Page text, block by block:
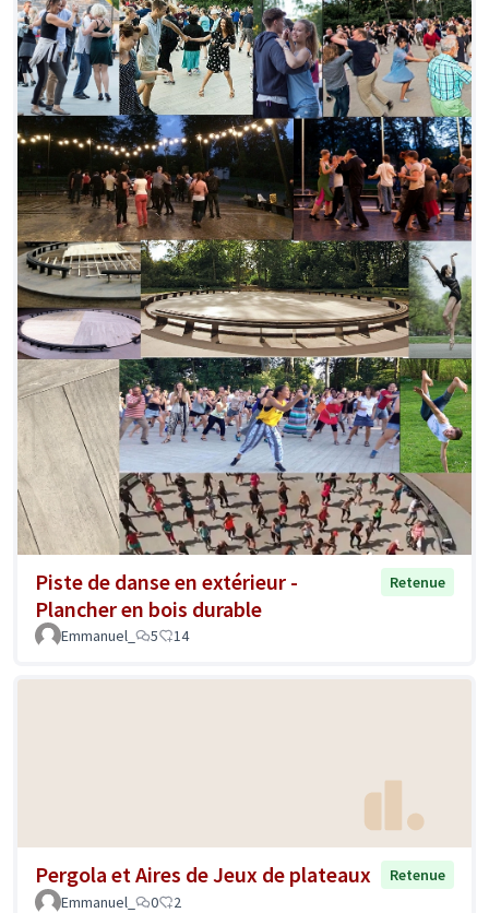
Piste de danse en extérieur -
Plancher en bois durable
Retenue
Emmanuel_ 5 14
Pergola et Aires de Jeux de plateaux
Retenue
Emmanuel_
0 2